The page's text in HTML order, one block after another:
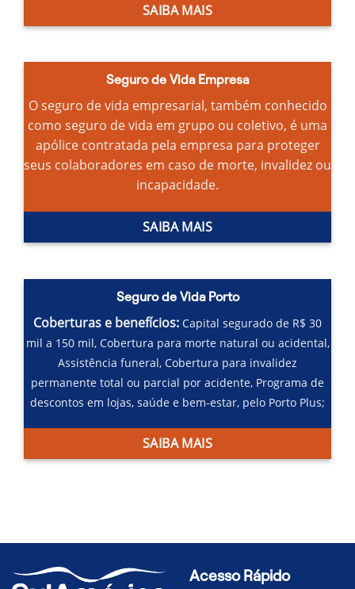
SAIBA MAIS
Seguro de Vida Empresa
O seguro de vida empresarial, também conhecido
como seguro de vida em grupo ou coletivo, é uma
apólice contratada pela empresa para proteger
seus colaboradores em caso de morte, invalidez ou
incapacidade.
SAIBA MAIS
Seguro de Vida Porto
Coberturas e benefícios: Capital segurado de R$ 30
mil a 150 mil, Cobertura para morte natural ou acidental,
Assistência funeral,Cobertura para invalidez
permanente total ou parcial por acidente, Programa de
descontos em lojas, saúde e bem-estar, pelo Porto Plus;
SAIBA MAIS
Acesso Rápido